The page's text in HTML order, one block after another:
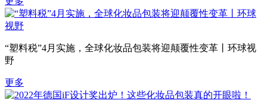
“塑料税”4月实施，全球化妆品包装将迎颠覆性变革丨环球视
野
更多